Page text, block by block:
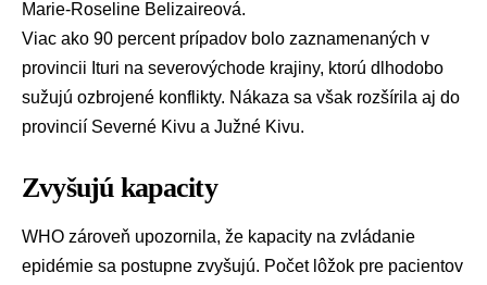
Marie-Roseline Belizaireová.
Viac ako 90 percent prípadov bolo zaznamenaných v
provincii Ituri na severovýchode krajiny, ktorú dlhodobo
sužujú ozbrojené konflikty. Nákaza sa však rozšírila aj do
provincií Severné Kivu a Južné Kivu.
Zvyšujú kapacity
WHO zároveň upozornila, že kapacity na zvládanie
epidémie sa postupne zvyšujú. Počet lôžok pre pacientov